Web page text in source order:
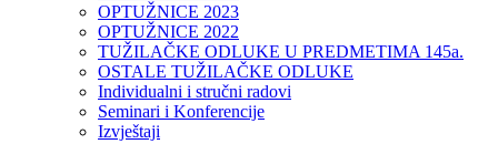
OPTUŽNICE 2023
OPTUŽNICE 2022
TUŽILAČKE ODLUKE U PREDMETIMA 145a.
OSTALE TUŽILAČKE ODLUKE
Individualni i stručni radovi
Seminari i Konferencije
Izvještaji